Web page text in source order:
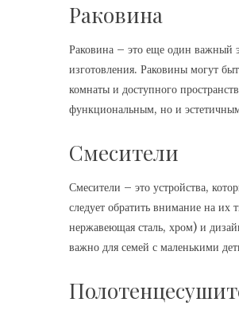
Раковина
Раковина – это еще один важный
изготовления. Раковины могут
комнаты и доступного
функциональным, но и
Смесители
Смесители – это устройства,
следует обратить внимание на их
нержавеющая сталь, хром) и
важно для семей с маленькими